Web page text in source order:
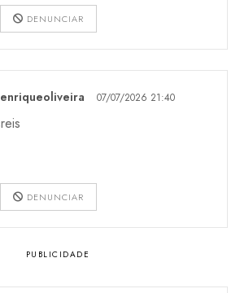
DENUNCIAR
07/07/2026 21:40
DENUNCIAR